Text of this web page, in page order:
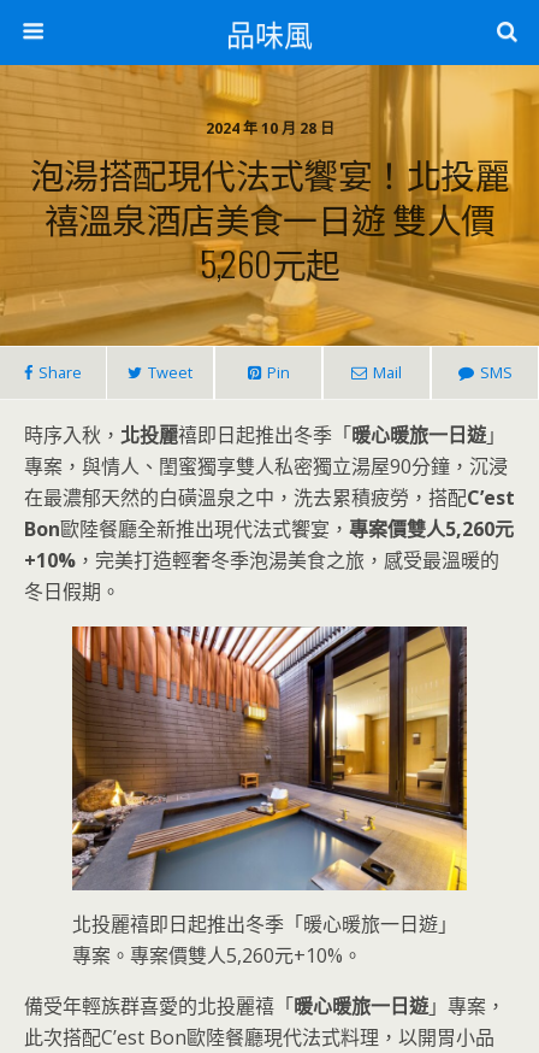
品味風
2024 年 10 月 28 日
泡湯搭配現代法式饗宴！北投麗
禧溫泉酒店美食一日遊 雙人價
5,260元起
Share Tweet Pin Mail SMS
時序入秋， 北投麗禧即日起推出冬季「暖心暖旅一日遊」
專案，與情人、閨蜜獨享雙人私密獨立湯屋90分鐘，沉浸
在最濃郁天然的白磺溫泉之中，洗去累積疲勞，搭配C’est
Bon歐陸餐廳全新推出現代法式饗宴， 專案價雙人5,260元
+10% ，完美打造輕奢冬季泡湯美食之旅，感受最溫暖的
冬日假期。
北投麗禧即日起推出冬季「暖心暖旅一日遊」
專案。專案價雙人5,260元+10%。
備受年輕族群喜愛的北投麗禧「暖心暖旅一日遊」專案，
此次搭配C’est Bon歐陸餐廳現代法式料理，以開胃小品